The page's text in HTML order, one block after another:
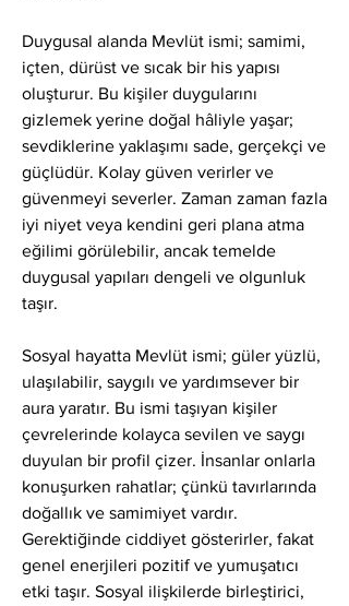
Duygusal alanda Mevlüt ismi; samimi,
içten, dürüst ve sıcak bir his yapısı
oluşturur. Bu kişiler duygularını
gizlemek yerine doğal hâliyle yaşar;
sevdiklerine yaklaşımı sade, gerçekçi ve
güçlüdür. Kolay güven verirler ve
güvenmeyi severler. Zaman zaman fazla
iyi niyet veya kendini geri plana atma
eğilimi görülebilir, ancak temelde
duygusal yapıları dengeli ve olgunluk
taşır.
Sosyal hayatta Mevlüt ismi; güler yüzlü,
ulaşılabilir, saygılı ve yardımsever bir
aura yaratır. Bu ismi taşıyan kişiler
çevrelerinde kolayca sevilen ve saygı
duyulan bir profil çizer. İnsanlar onlarla
konuşurken rahatlar; çünkü tavırlarında
doğallık ve samimiyet vardır.
Gerektiğinde ciddiyet gösterirler, fakat
genel enerjileri pozitif ve yumuşatıcı
etki taşır. Sosyal ilişkilerde birleştirici,